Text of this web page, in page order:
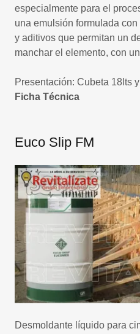
especialmente para el
una emulsión formulada
y aditivos que permitan un
manchar el elemento, con
Presentación: Cubeta 18lts
Ficha Técnica
Euco Slip FM
Desmoldante líquido para